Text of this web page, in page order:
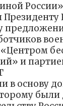
и
в основу